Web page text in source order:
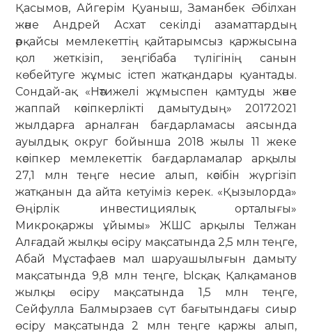
Қасымов, Айгерім Қуаныш, Заманбек Әбілхан
және Андрей Асхат секілді азаматтардың
әрқайсы мемлекеттің қайтарымсыз қаржысына
қол жеткізіп, зеңгібаба түлігінің санын
көбейтуге жұмыс істеп жатқандары қуантады.
Сондай-ақ «Нәтижелі жұмыспен қамтуды және
жаппай кәсіпкерлікті дамытудың» 20172021
жылдарға арналған бағдарламасы аясында
ауылдық округ бойынша 2018 жылы 11 жеке
кәсіпкер мемлекеттік бағдарламалар арқылы
27,1 млн теңге несие алып, кәсібін жүргізіп
жатқанын да айта кетуіміз керек. «Қызылорда»
Өңірлік инвестициялық орталығы»
Микроқаржы ұйымы» ЖШС арқылы Телжан
Алғадай жылқы өсіру мақсатында 2,5 млн теңге,
Абай Мұстафаев мал шаруашылығын дамыту
мақсатында 9,8 млн теңге, Ысқақ Қалқаманов
жылқы өсіру мақсатында 1,5 млн теңге,
Сейфулла Балмырзаев сүт бағытындағы сиыр
өсіру мақсатында 2 млн теңге қаржы алып,